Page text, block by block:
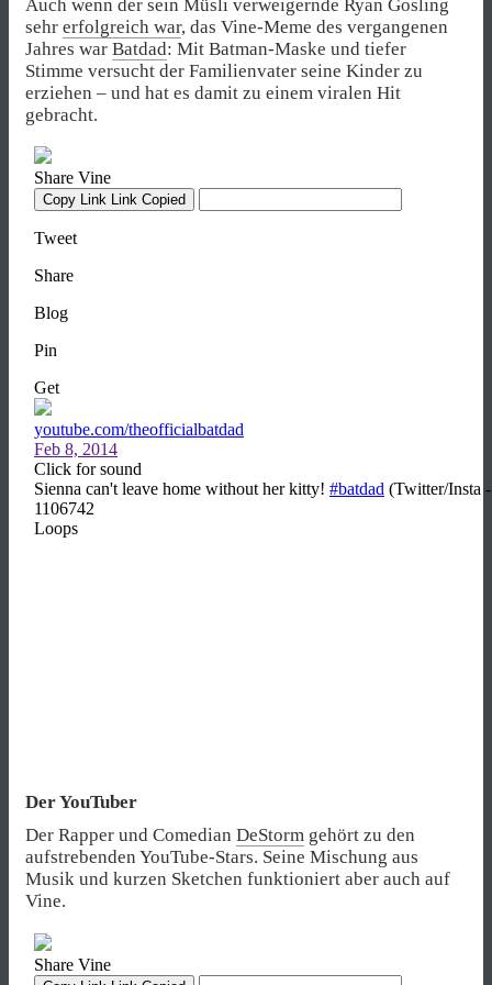
Auch wenn der sein Müsli verweigernde Ryan Gosling
sehr erfolgreich war, das Vine-Meme des vergangenen
Jahres war Batdad: Mit Batman-Maske und tiefer
Stimme versucht der Familienvater seine Kinder zu
erziehen – und hat es damit zu einem viralen Hit
gebracht.
Der YouTuber
Der Rapper und Comedian DeStorm gehört zu den
aufstrebenden YouTube-Stars. Seine Mischung aus
Musik und kurzen Sketchen funktioniert aber auch auf
Vine.